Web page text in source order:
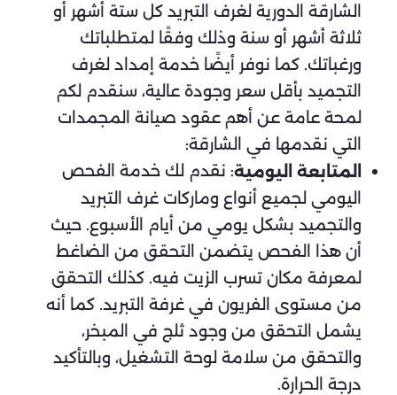
الشارقة الدورية لغرف التبريد كل ستة أشهر أو
ثلاثة أشهر أو سنة وذلك وفقًا لمتطلباتك
ورغباتك. كما نوفر أيضًا خدمة إمداد لغرف
التجميد بأقل سعر وجودة عالية، سنقدم لكم
لمحة عامة عن أهم عقود صيانة المجمدات
التي نقدمها في الشارقة:
المتابعة اليومية: نقدم لك خدمة الفحص
اليومي لجميع أنواع وماركات غرف التبريد
والتجميد بشكل يومي من أيام الأسبوع. حيث
أن هذا الفحص يتضمن التحقق من الضاغط
لمعرفة مكان تسرب الزيت فيه. كذلك التحقق
من مستوى الفريون في غرفة التبريد. كما أنه
يشمل التحقق من وجود ثلج في المبخر،
والتحقق من سلامة لوحة التشغيل، وبالتأكيد
درجة الحرارة.